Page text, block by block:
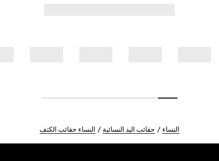
النساء حقائب اليد النسائية النساء حقائب الكتف